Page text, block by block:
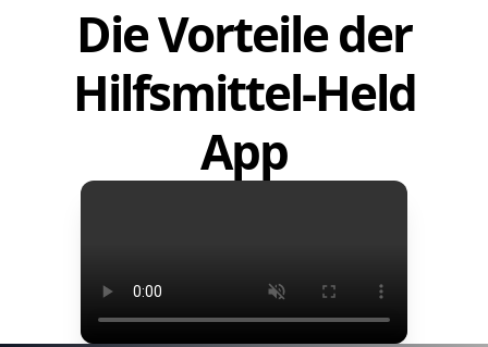
Die Vorteile der
Hilfsmittel-Held
App